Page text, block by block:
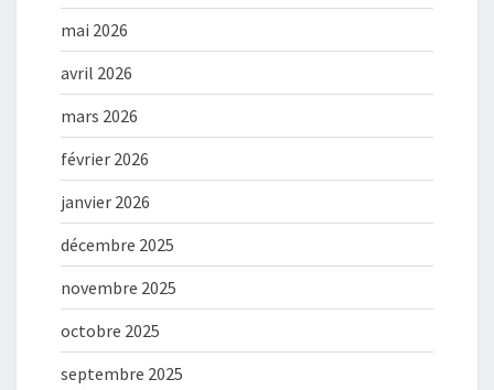
mai 2026
avril 2026
mars 2026
février 2026
janvier 2026
décembre 2025
novembre 2025
octobre 2025
septembre 2025